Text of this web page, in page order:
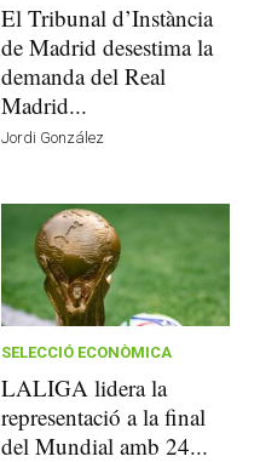
El Tribunal d’Instància
de Madrid desestima la
demanda del Real
Madrid...
Jordi González
SELECCIÓ ECONÒMICA
LALIGA lidera la
representació a la final
del Mundial amb 24...